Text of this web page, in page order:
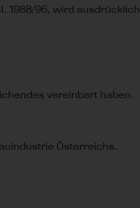
1988/96, wird ausdrücklich
vereinbart haben.
Österreichs.